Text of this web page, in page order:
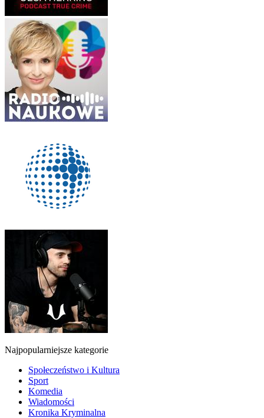
Najpopularniejsze kategorie
Społeczeństwo i Kultura
Sport
Komedia
Wiadomości
Kronika Kryminalna